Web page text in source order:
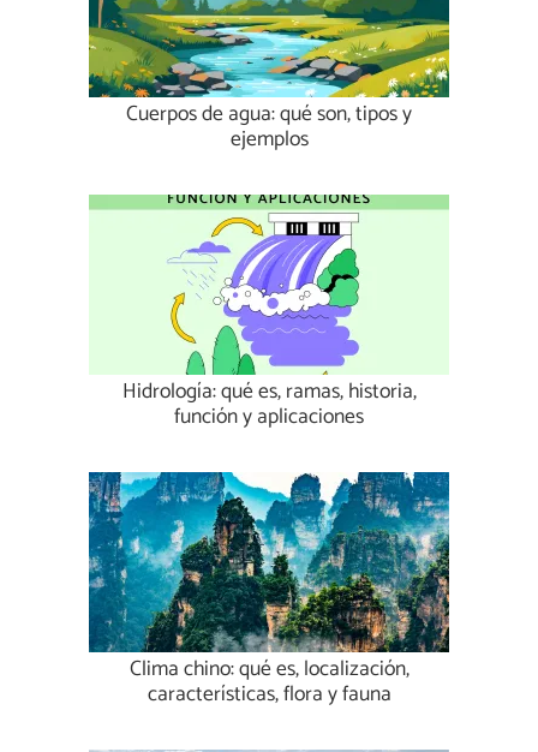
Cuerpos de agua: qué son, tipos y
ejemplos
Hidrología: qué es, ramas, historia,
función y aplicaciones
Clima chino: qué es, localización,
características, flora y fauna